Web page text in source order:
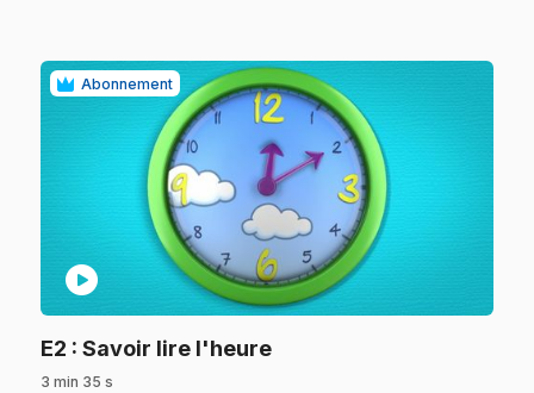
Abonnement
play_circle
E2 : Savoir lire l'heure.
3 min 35 s